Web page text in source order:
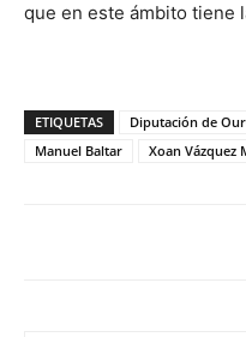
que en este ámbito tiene
ETIQUETAS Diputación de
Manuel Baltar
Xoan Vázquez